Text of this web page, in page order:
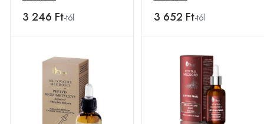
3 246 Ft-tól 3 652 Ft-tól